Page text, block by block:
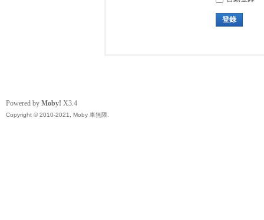
登錄
Powered by Moby! X3.4
Copyright © 2010-2021, Moby 車無限.